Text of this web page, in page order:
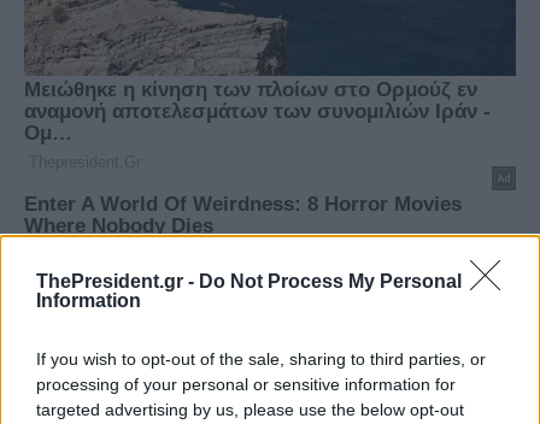
ThePresident.gr - Do Not Process My Personal
Information
If you wish to opt-out of the sale, sharing to third parties, or
processing of your personal or sensitive information for
targeted advertising by us, please use the below opt-out